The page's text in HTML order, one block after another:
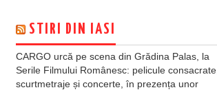
STIRI DIN IASI
CARGO urcă pe scena din Grădina Palas, la
Serile Filmului Românesc: pelicule consacrate,
scurtmetraje și concerte, în prezența unor